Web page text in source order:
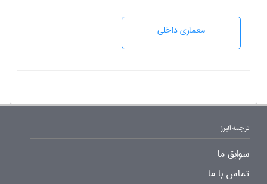
معماری داخلی
ترجمه البرز
سوابق ما
تماس با ما